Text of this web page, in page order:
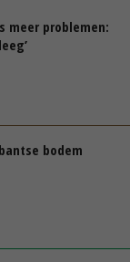
meer problemen:
bodem